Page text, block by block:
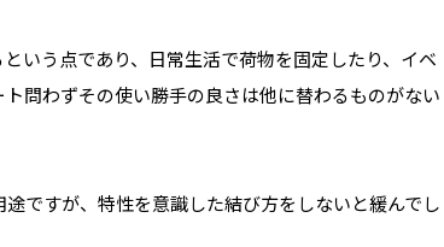
いう点であり、日常生活で荷物を固定したり、イベ
問わずその使い勝手の良さは他に替わるものがない
ですが、特性を意識した結び方をしないと緩んでし